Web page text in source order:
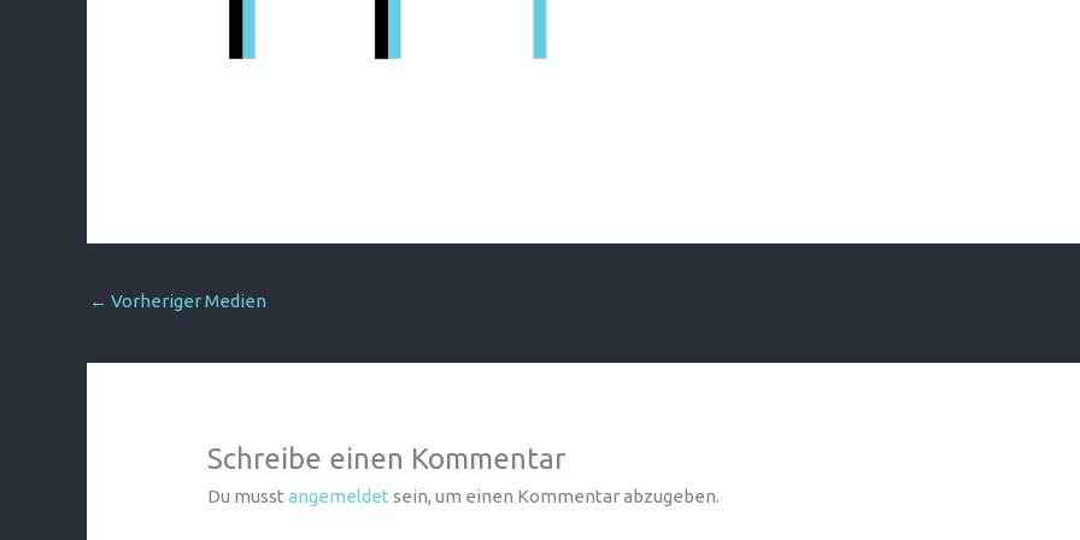
← Vorheriger Medien
Schreibe einen Kommentar
Du musstangemeldet sein, um einen Kommentar abzugeben.